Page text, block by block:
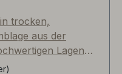
trocken,
aus der
Lagen
von Chablis),